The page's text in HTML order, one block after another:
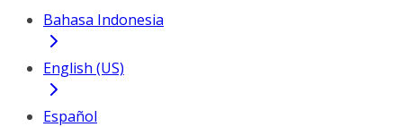
Bahasa Indonesia
English (US)
Español